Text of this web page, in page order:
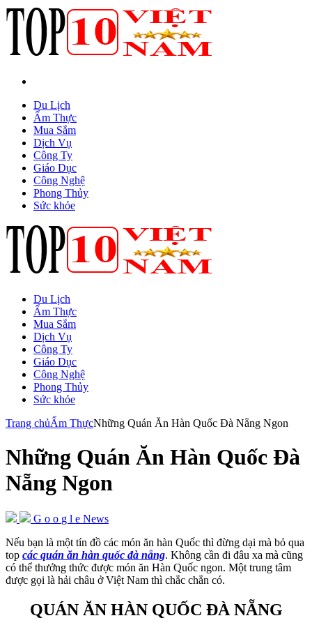
Du Lịch
Ẩm Thực
Mua Sắm
Dịch Vụ
Công Ty
Giáo Dục
Công Nghệ
Phong Thủy
Sức khỏe
Du Lịch
Ẩm Thực
Mua Sắm
Dịch Vụ
Công Ty
Giáo Dục
Công Nghệ
Phong Thủy
Sức khỏe
Trang chủẨm ThựcNhững Quán Ăn Hàn Quốc Đà Nẵng Ngon
Những Quán Ăn Hàn Quốc Đà
Nẵng Ngon
G o o g l e News
Nếu bạn là một tín đồ các món ăn hàn Quốc thì đừng dại mà bỏ qua
top các quán ăn hàn quốc đà nẵng. Không cần đi đâu xa mà cũng
có thể thưởng thức được món ăn Hàn Quốc ngon. Một trung tâm
được gọi là hải châu ở Việt Nam thì chắc chắn có.
QUÁN ĂN HÀN QUỐC ĐÀ NẴNG